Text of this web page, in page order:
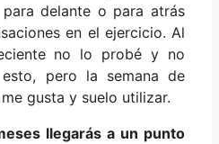
delante o para atrás
en el ejercicio. Al
no lo probé y no
pero la semana de
gusta y suelo utilizar.
llegarás a un punto